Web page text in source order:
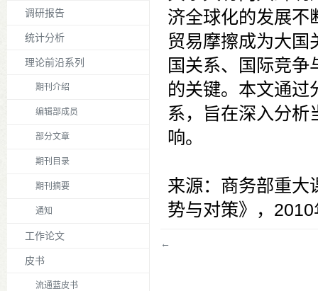
调研报告
统计分析
理论前沿系列
期刊介绍
编辑部成员
部分文章
期刊目录
期刊摘要
通知
工作论文
皮书
流通蓝皮书
济全球化的发展不
贸易摩擦成为大国
国关系、国际竞
的关键。本文通过
系，旨在深入分析
响。
来源：商务部重大
势与对策》，
←